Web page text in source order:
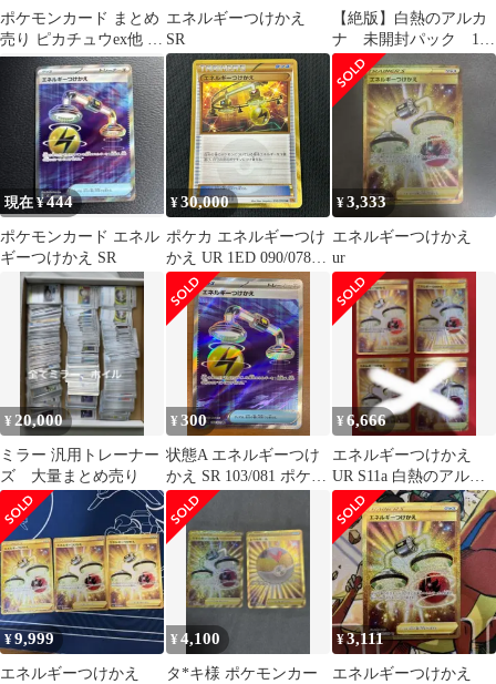
ポケモンカード まとめ
売り ピカチュウex他 5
枚セット
エネルギーつけかえ
SR
【絶版】白熱のアルカ
ナ 未開封パック 1パ
ック 未サーチ セレ
ナ ふりそで SR ジャロ
ーダv クチートv CSR
チルタリス テールナー
CHR エネルギーつけか
え Vガードエネルギー
UR 収録 ポケモンカ
ードゲーム ポケカ 151
現在 ¥444
ポケモンカード エネル
ギーつけかえ SR
¥30,000
ポケカ エネルギーつけ
かえ UR 1ED 090/078
エメラルドブレイク
¥3,333
エネルギーつけかえ
ur
¥ 20,000
ミラー 汎用トレーナー
ズ 大量まとめ売り
¥300
状態A エネルギーつけ
かえ SR 103/081 ポケカ
ポケモン ポケモンカー
ド
¥6,666
エネルギーつけかえ
UR S11a 白熱のアルカ
ナ 093/068 2枚
¥9,999
エネルギーつけかえ
¥4,100
タ*キ様 ポケモンカー
¥3,111
エネルギーつけかえ